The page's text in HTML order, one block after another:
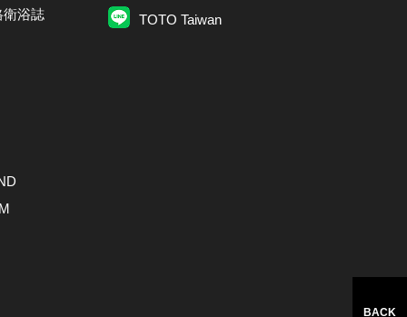
衛浴誌 TOTO Taiwan
BACK